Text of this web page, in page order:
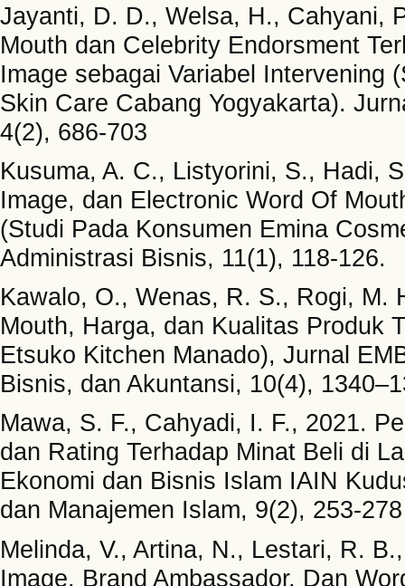
Jayanti, D. D., Welsa, H., Cahyani,
Mouth dan Celebrity Endorsment
Image sebagai Variabel Intervening
Skin Care Cabang Yogyakarta).
4(2), 686-703
Kusuma, A. C., Listyorini, S., Hadi,
Image, dan Electronic Word Of
(Studi Pada Konsumen Emina
Administrasi Bisnis, 11(1), 118-126.
Kawalo, O., Wenas, R. S., Rogi, M.
Mouth, Harga, dan Kualitas Produk
Etsuko Kitchen Manado), Jurnal
Bisnis, dan Akuntansi, 10(4),
Mawa, S. F., Cahyadi, I. F., 2021.
dan Rating Terhadap Minat Beli di
Ekonomi dan Bisnis Islam IAIN
dan Manajemen Islam, 9(2), 253-278
Melinda, V., Artina, N., Lestari, R.
Image, Brand Ambassador, Dan